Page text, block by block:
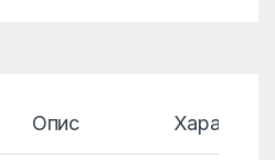
Опис